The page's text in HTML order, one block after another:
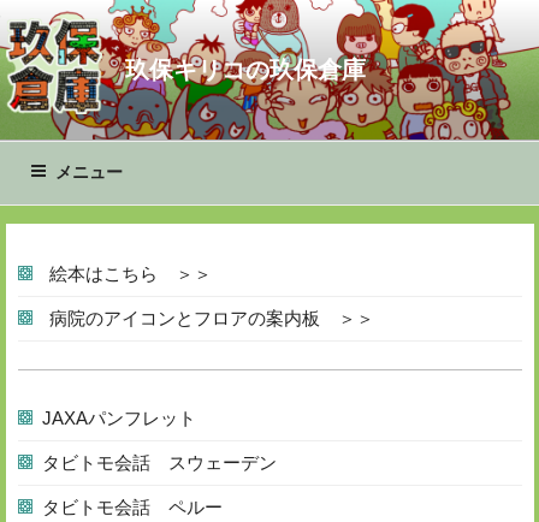
ン
テ
ン
玖保キリコの玖保倉庫
メニュー
絵本はこちら ＞＞
病院のアイコンとフロアの案内板 ＞＞
JAXAパンフレット
タビトモ会話 スウェーデン
タビトモ会話 ペルー